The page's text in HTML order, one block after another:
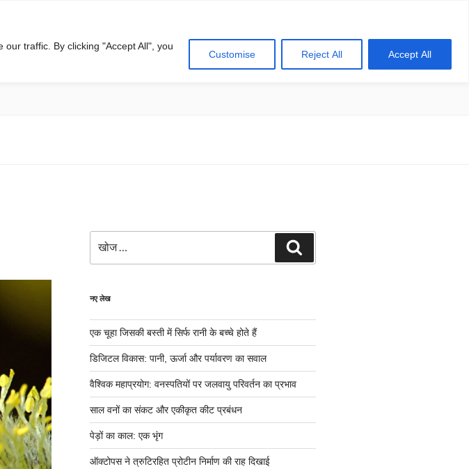
traffic. By clicking "Accept All", you
Customise Reject All Accept All
नए लेख
एक चूहा जिसकी बस्ती में सिर्फ रानी के बच्चे होते हैं
डिजिटल विकास: पानी, ऊर्जा और पर्यावरण का सवाल
वैश्विक महाप्रयोग: वनस्पतियों पर जलवायु परिवर्तन का प्रभाव
साल वनों का संकट और एकीकृत कीट प्रबंधन
पेड़ों का काल: एक भृंग
ऑक्टोपस ने त्रुटिरहित प्रोटीन निर्माण की राह दिखाई